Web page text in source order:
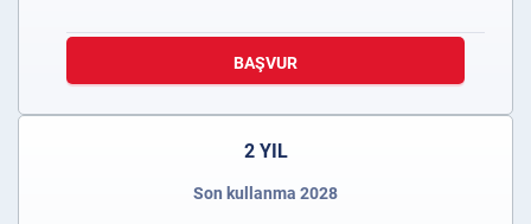
BAŞVUR
2 YIL
Son kullanma 2028